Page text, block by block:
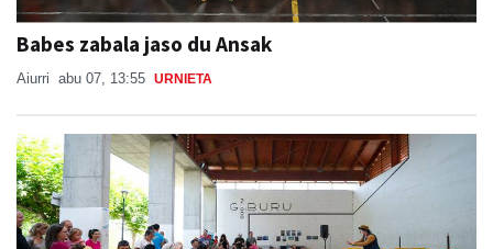
Babes zabala jaso du Ansak
Aiurri abu 07, 13:55 URNIETA